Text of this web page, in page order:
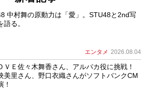
中村舞の原動力は「愛」。STU48と2nd写
語る。
エンタメ 2026.08.04
ＶＥ佐々木舞香さん、アルパカ役に挑戦！
美里さん、野口衣織さんがソフトバンクCM
！